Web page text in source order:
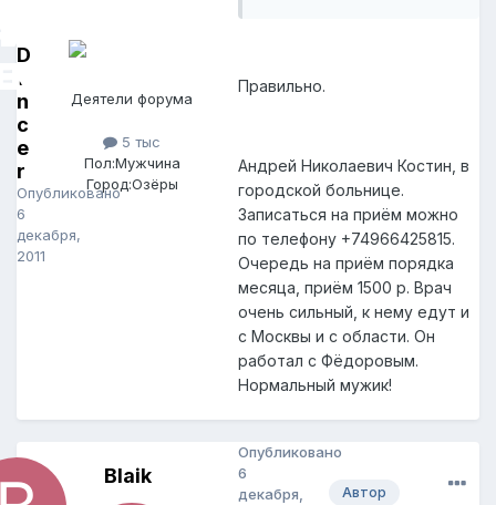
D
a
n
c
e
r
Опубликовано
6
декабря,
2011
Деятели форума
5 тыс
Пол:Мужчина
Город:Озёры
Правильно.
Андрей Николаевич Костин, в
городской больнице.
Записаться на приём можно
по телефону +74966425815.
Очередь на приём порядка
месяца, приём 1500 р. Врач
очень сильный, к нему едут и
с Москвы и с области. Он
работал с Фёдоровым.
Нормальный мужик!
Blaik
Автор
Опубликовано
6
декабря,